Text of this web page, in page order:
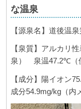
な温泉
【源泉名】道後温
【泉質】アルカリ
泉） 泉温47.2℃（
【成分】陽イオン
成分54.9mg/kg（